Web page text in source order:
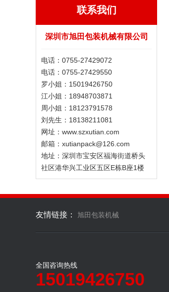
联系我们
深圳市旭田包装机械有限公司
电话：0755-27429072
电话：0755-27429550
罗小姐：15019426750
江小姐：18948703871
周小姐：18123791578
刘先生：18138211081
网址：www.szxutian.com
邮箱：xutianpack@126.com
地址：深圳市宝安区福海街道桥头
社区港华兴工业区五区E栋B座1楼
友情链接： 旭田包装机械
全国咨询热线
15019426750